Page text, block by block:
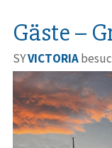
Gäste –
SYVICTORIA